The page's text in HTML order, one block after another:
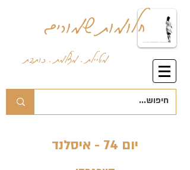
חלומות שמורים
מטיילת . מצלמת . כותבת
יום 74 - איסלנד